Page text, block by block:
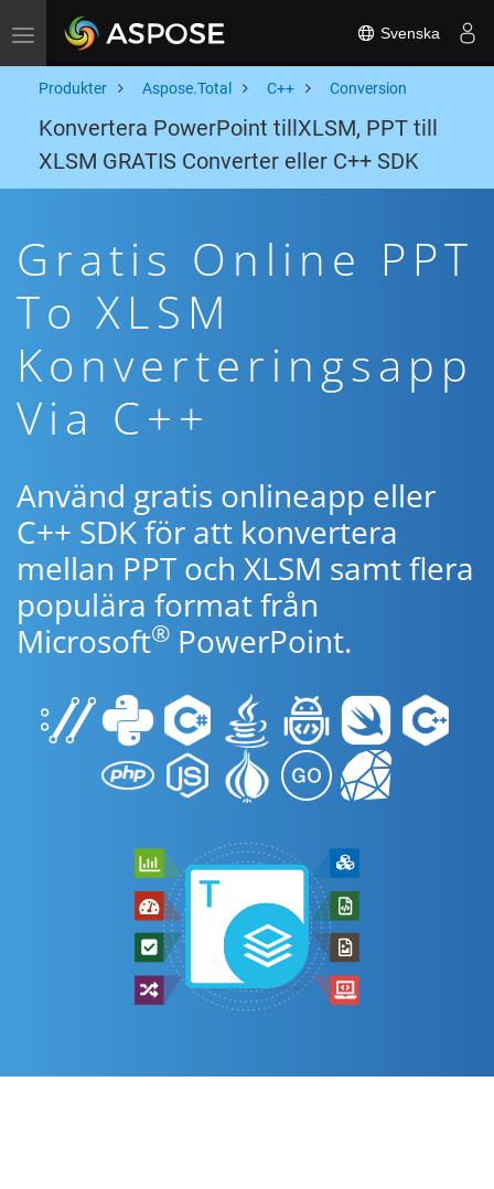
Toggle navigation Svenska
Produkter Aspose.Total C++ Conversion
Konvertera PowerPoint tillXLSM, PPT till
XLSM GRATIS Converter eller C++ SDK
Gratis Online PPT
To XLSM
Konverteringsapp
Via C++
Använd gratis onlineapp eller
C++ SDK för att konvertera
mellan PPT och XLSM samt flera
populära format från
Microsoft® PowerPoint.